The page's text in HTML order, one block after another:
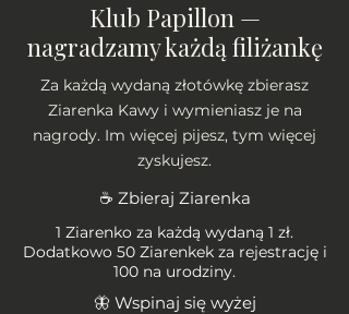
Klub Papillon —
nagradzamy każdą filiżankę
Za każdą wydaną złotówkę zbierasz
Ziarenka Kawy i wymieniasz je na
nagrody. Im więcej pijesz, tym więcej
zyskujesz.
☕ Zbieraj Ziarenka
1 Ziarenko za każdą wydaną 1 zł.
Dodatkowo 50 Ziarenkek za rejestrację i
100 na urodziny.
🦋 Wspinaj się wyżej